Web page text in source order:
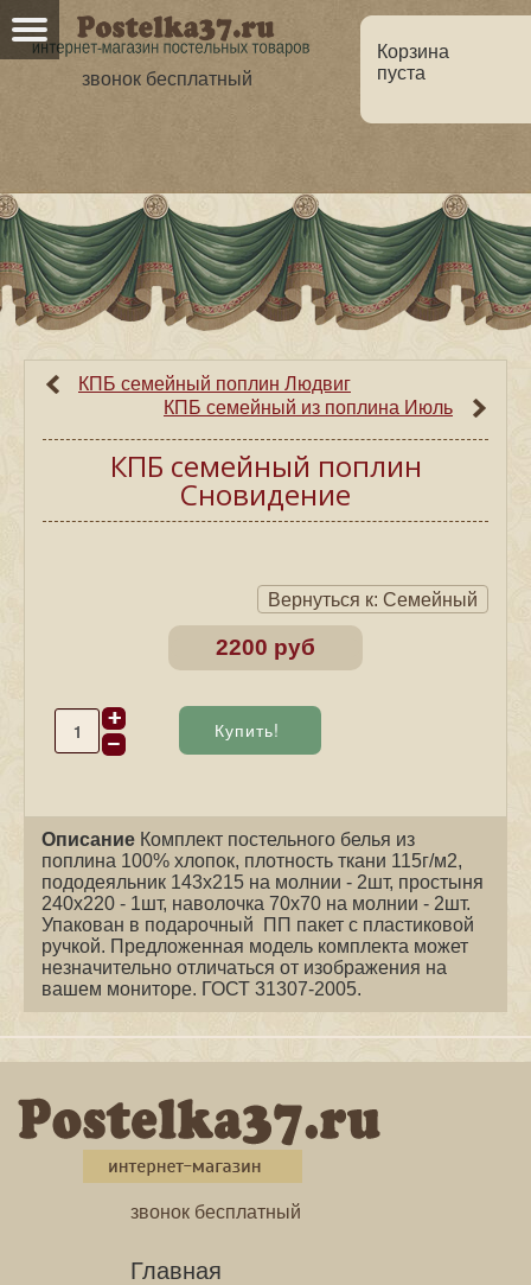
звонок бесплатный
Корзина
пуста
Главная О нас Каталог
Оптовикам
Статьи
КПБ семейный поплин Людвиг
КПБ cемейный из поплина Июль
КПБ семейный поплин
Сновидение
Вернуться к: Семейный
2200 руб
Описание Комплект постельного белья из
поплина 100% хлопок, плотность ткани 115г/м2,
пододеяльник 143х215 на молнии - 2шт, простыня
240х220 - 1шт, наволочка 70х70 на молнии - 2шт.
Упакован в подарочный ПП пакет с пластиковой
ручкой. Предложенная модель комплекта может
незначительно отличаться от изображения на
вашем мониторе. ГОСТ 31307-2005.
звонок бесплатный
Главная